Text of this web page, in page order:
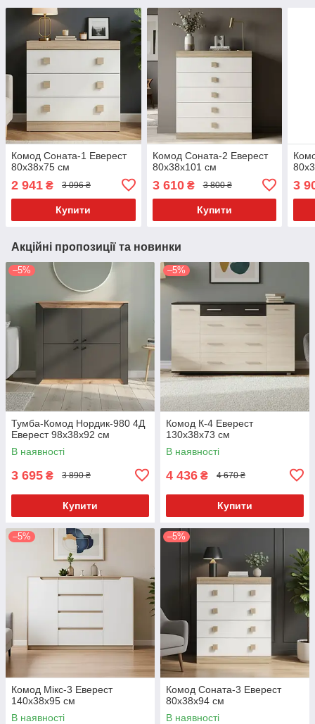
Комод Соната-1 Еверест
80x38x75 см
2 941 ₴ 3 096 ₴
Купити
Комод Соната-2 Еверест
80x38x101 см
3 610₴ 3 800 ₴
Купити
3
Акційні пропозиції та новинки
–5%
Тумба-Комод Нордик-980 4Д
Еверест 98x38x92 см
В наявності
3 695 ₴ 3 890 ₴
Купити
–5%
Комод К-4 Еверест
130x38x73 см
В наявності
4 436 ₴ 4 670 ₴
Купити
–5%
Комод Мікс-3 Еверест
140x38x95 см
В наявності
–5%
Комод Соната-3 Еверест
80x38x94 см
В наявності